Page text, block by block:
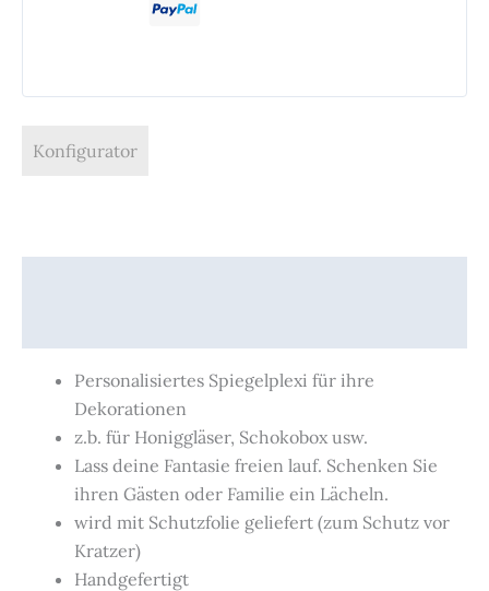
Konfigurator
Personalisiertes Spiegelplexi für ihre
Dekorationen
z.b. für Honiggläser, Schokobox usw.
Lass deine Fantasie freien lauf. Schenken Sie
ihren Gästen oder Familie ein Lächeln.
wird mit Schutzfolie geliefert (zum Schutz vor
Kratzer)
Handgefertigt